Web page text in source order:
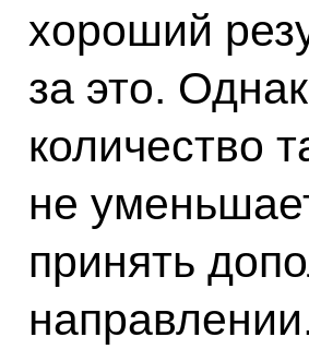
хороший
за это.
количество
не
принять